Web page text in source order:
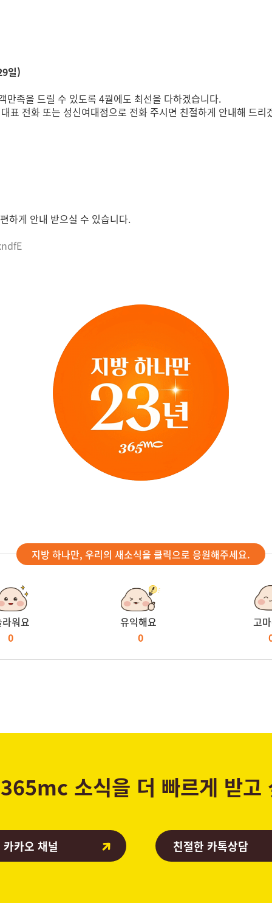
일)
족을 드릴 수 있도록 4월에도 최선을 다하겠습니다.
표 전화 또는 성신여대점으로 전화 주시면 친절하게 안내해 드리
하게 안내 받으실 수 있습니다.
지방 하나만, 우리의 새소식을 클릭으로 응원해주세요.
워요
0
유익해요
0
고
365mc 소식을 더 빠르게 받고
카오 채널 친절한 카톡상담